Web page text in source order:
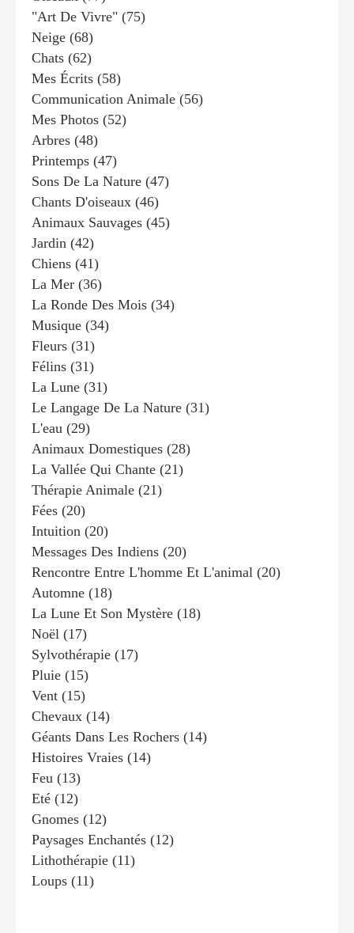
"art De Vivre" (75)
Neige (68)
Chats (62)
Mes Écrits (58)
Communication Animale (56)
Mes Photos (52)
Arbres (48)
Printemps (47)
Sons De La Nature (47)
Chants D'oiseaux (46)
Animaux Sauvages (45)
Jardin (42)
Chiens (41)
La Mer (36)
La Ronde Des Mois (34)
Musique (34)
Fleurs (31)
Félins (31)
La Lune (31)
Le Langage De La Nature (31)
L'eau (29)
Animaux Domestiques (28)
La Vallée Qui Chante (21)
Thérapie Animale (21)
Fées (20)
Intuition (20)
Messages Des Indiens (20)
Rencontre Entre L'homme Et L'animal (20)
Automne (18)
La Lune Et Son Mystère (18)
Noël (17)
Sylvothérapie (17)
Pluie (15)
Vent (15)
Chevaux (14)
Géants Dans Les Rochers (14)
Histoires Vraies (14)
Feu (13)
Eté (12)
Gnomes (12)
Paysages Enchantés (12)
Lithothérapie (11)
Loups (11)